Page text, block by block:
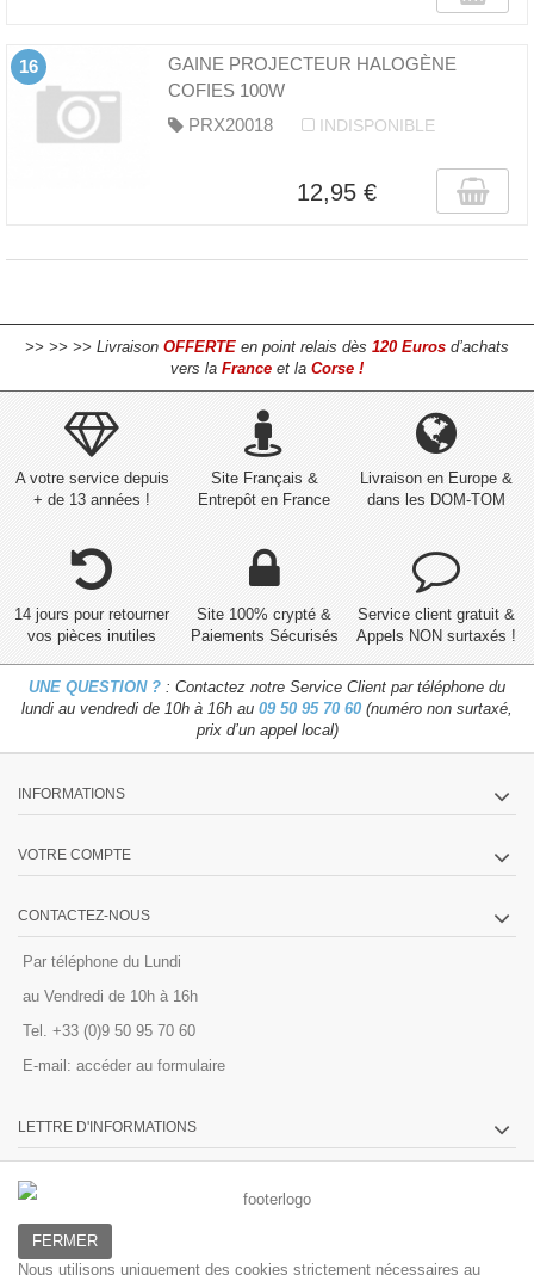
16
GAINE PROJECTEUR HALOGÈNE
COFIES 100W
PRX20018
INDISPONIBLE
12,95 €
>> >> >> Livraison OFFERTE en point relais dès 120 Euros d’achats
vers la France et la Corse !
A votre service depuis
+ de 13 années !
Site Français &
Entrepôt en France
Livraison en Europe &
dans les DOM-TOM
14 jours pour retourner
vos pièces inutiles
Site 100% crypté &
Paiements Sécurisés
Service client gratuit &
Appels NON surtaxés !
UNE QUESTION ? : Contactez notre Service Client par téléphone du
lundi au vendredi de 10h à 16h au 09 50 95 70 60 (numéro non surtaxé,
prix d’un appel local)
INFORMATIONS
VOTRE COMPTE
CONTACTEZ-NOUS
Par téléphone du Lundi
au Vendredi de 10h à 16h
Tel. +33 (0)9 50 95 70 60
E-mail: accéder au formulaire
LETTRE D'INFORMATIONS
FERMER
Nous utilisons uniquement des cookies strictement nécessaires au